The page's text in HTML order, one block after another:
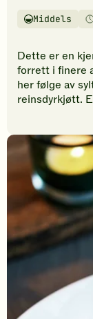
den
til
å
vurdere
denne
oppskriften.
Middels
Dette er en
forrett i finere
her følge av
reinsdyrkjøtt.